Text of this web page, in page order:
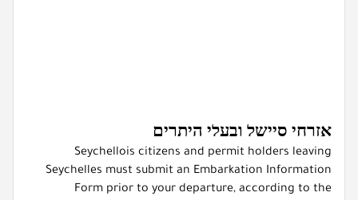
אזרחי סיישל ובעלי היתרים
Seychellois citizens and permit holders leaving
Seychelles must submit an Embarkation Information
Form prior to your departure, according to the